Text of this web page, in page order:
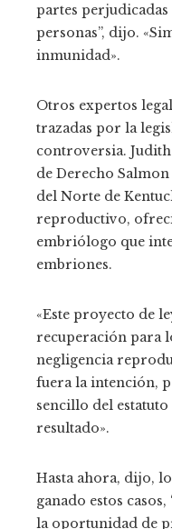
partes
personas”, dijo.
inmunidad».
Otros expertos
trazadas por la
controversia. Judith
de Derecho
del Norte de
reproductivo,
embriólogo que
embriones.
«Este proyecto de
recuperación para
negligencia
fuera la intención,
sencillo del
resultado».
Hasta ahora, dijo,
ganado estos
la oportunidad de